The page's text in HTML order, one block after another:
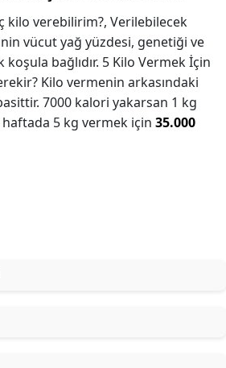
kilo verebilirim?, Verilebilecek
vücut yağ yüzdesi, genetiği ve
bağlıdır. 5 Kilo Vermek İçin
Kilo vermenin arkasındaki
7000 kalori yakarsan 1 kg
haftada 5 kg vermek için 35.000